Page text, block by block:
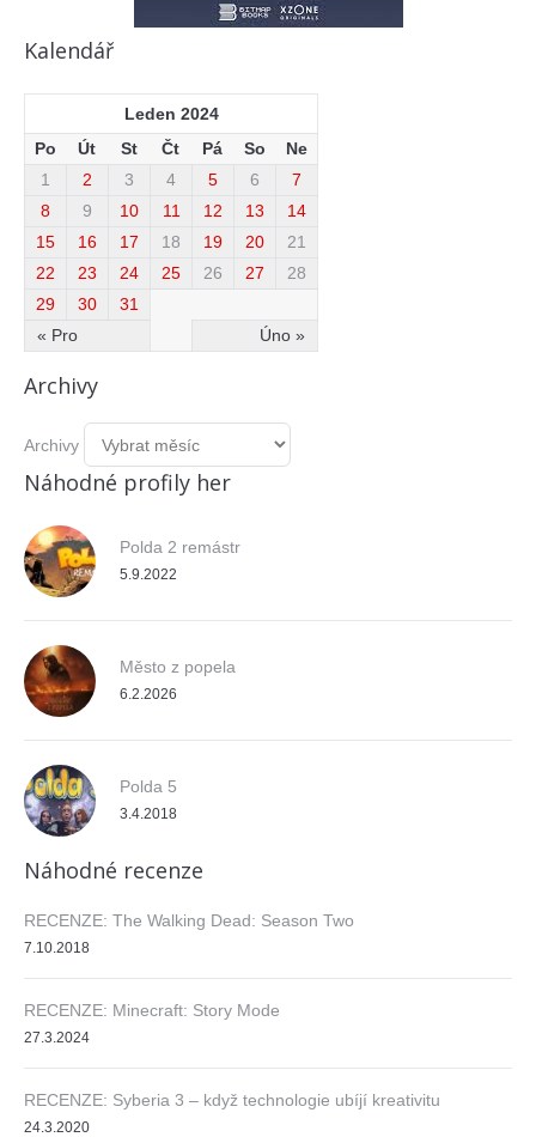
Kalendář
Leden 2024
Po
Út St Čt Pá So Ne
« Pro Úno »
1 2 3 4 5 6
7
8
9 10 11 12 13
14
15
16 17 18 19 20
21
22
23 24 25 26 27
28
29
30 31
Archivy
Archivy
Náhodné profily her
Polda 2 remástr
5.9.2022
Město z popela
6.2.2026
Polda 5
3.4.2018
Náhodné recenze
RECENZE: The Walking Dead: Season Two
7.10.2018
RECENZE: Minecraft: Story Mode
27.3.2024
RECENZE: Syberia 3 – když technologie ubíjí kreativitu
24.3.2020